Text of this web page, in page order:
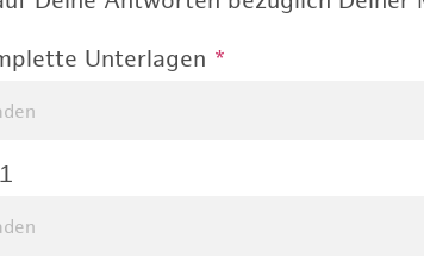
Unterlagen *